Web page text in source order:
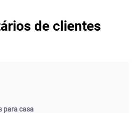
de clientes
para casa